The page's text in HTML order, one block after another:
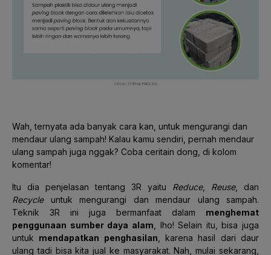
Wah, ternyata ada banyak cara kan, untuk mengurangi dan
mendaur ulang sampah! Kalau kamu sendiri, pernah mendaur
ulang sampah juga nggak? Coba ceritain dong, di kolom
komentar!
Itu dia penjelasan tentang 3R yaitu Reduce, Reuse, dan
Recycle untuk mengurangi dan mendaur ulang sampah.
Teknik 3R ini juga bermanfaat dalam menghemat
penggunaan sumber daya alam , lho! Selain itu, bisa juga
untuk mendapatkan penghasilan , karena hasil dari daur
ulang tadi bisa kita jual ke masyarakat. Nah, mulai sekarang,